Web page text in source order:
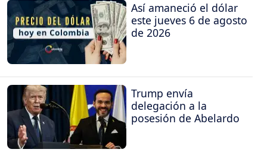
Así amaneció el dólar
este jueves 6 de agosto
de 2026
Trump envía
delegación a la
posesión de Abelardo